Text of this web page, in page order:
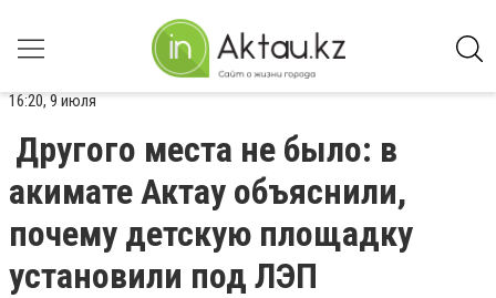
16:20, 9 июля
Другого места не было: в
акимате Актау объяснили,
почему детскую площадку
установили под ЛЭП